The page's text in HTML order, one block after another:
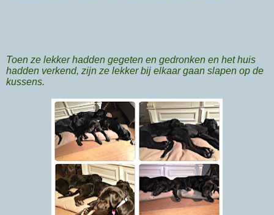
Toen ze lekker hadden gegeten en gedronken en het huis
hadden verkend, zijn ze lekker bij elkaar gaan slapen op de
kussens.